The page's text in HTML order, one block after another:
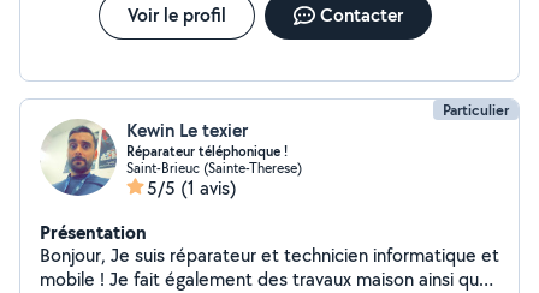
Voir le profil Contacter
Particulier
Kewin Le texier
Réparateur téléphonique !
Saint-Brieuc (Sainte-Therese)
5/5 (1 avis)
Présentation
Bonjour, Je suis réparateur et technicien informatique et
mobile ! Je fait également des travaux maison ainsi que